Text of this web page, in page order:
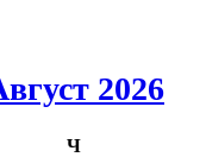
2026
Ч